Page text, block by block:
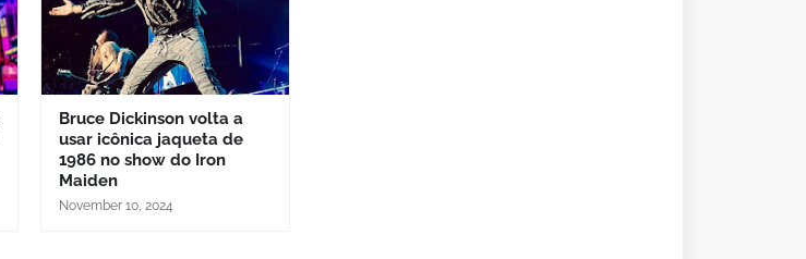
Bruce Dickinson volta a
usar icônica jaqueta de
1986 no show do Iron
Maiden
November 10, 2024